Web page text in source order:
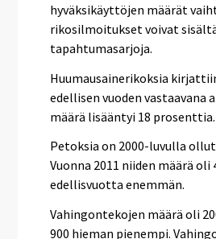
hyväksikäyttöjen määrät
rikosilmoitukset voivat
tapahtumasarjoja.
Huumausainerikoksia
edellisen vuoden vastaavana
määrä lisääntyi 18
Petoksia on 2000-luvulla
Vuonna 2011 niiden määrä
edellisvuotta enemmän.
Vahingontekojen määrä oli
900 hieman pienempi.